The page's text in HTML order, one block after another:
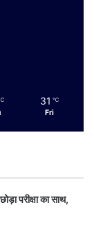
31 ℃
Fri
परीक्षा का साथ,